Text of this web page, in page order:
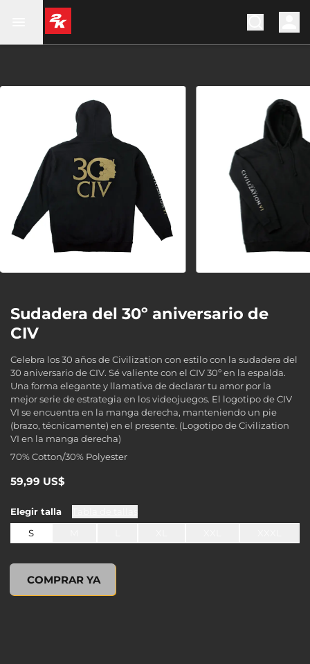
Sudadera del 30º aniversario de
CIV
Celebra los 30 años de Civilization con estilo con la sudadera del
30 aniversario de CIV. Sé valiente con el CIV 30º en la espalda.
Una forma elegante y llamativa de declarar tu amor por la
mejor serie de estrategia en los videojuegos. El logotipo de CIV
VI se encuentra en la manga derecha, manteniendo un pie
(brazo, técnicamente) en el presente. (Logotipo de Civilization
VI en la manga derecha)
70% Cotton/30% Polyester
59,99 US$
Elegir talla
S
COMPRAR YA
undefined, , 0,00 US$